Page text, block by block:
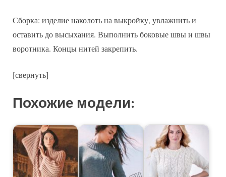
Сборка: изделие наколоть на выкройку, увлажнить и
оставить до высыхания. Выполнить боковые швы и швы
воротника. Концы нитей закрепить.
[свернуть]
Похожие модели: